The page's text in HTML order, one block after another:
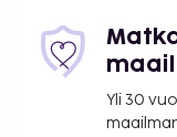
erikoisuuksiin
Palveluihin
kuuluu myös
rentoutuaYli 30